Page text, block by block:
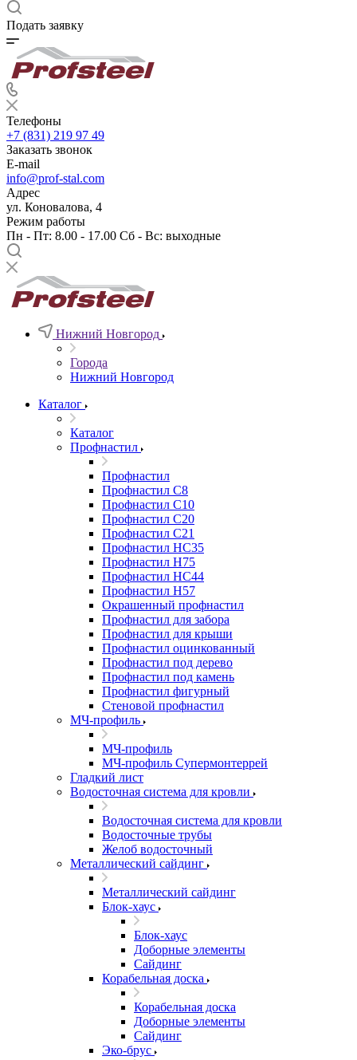
Подать заявку
Телефоны
+7 (831) 219 97 49
Заказать звонок
E-mail
info@prof-stal.com
Адрес
ул. Коновалова, 4
Режим работы
Пн - Пт: 8.00 - 17.00 Сб - Вс: выходные
Нижний Новгород
Города
Нижний Новгород
Каталог
Каталог
Профнастил
Профнастил
Профнастил С8
Профнастил С10
Профнастил С20
Профнастил С21
Профнастил НС35
Профнастил Н75
Профнастил HC44
Профнастил Н57
Окрашенный профнастил
Профнастил для забора
Профнастил для крыши
Профнастил оцинкованный
Профнастил под дерево
Профнастил под камень
Профнастил фигурный
Стеновой профнастил
МЧ-профиль
МЧ-профиль
МЧ-профиль Супермонтеррей
Гладкий лист
Водосточная система для кровли
Водосточная система для кровли
Водосточные трубы
Желоб водосточный
Металлический сайдинг
Металлический сайдинг
Блок-хаус
Блок-хаус
Доборные элементы
Сайдинг
Корабельная доска
Корабельная доска
Доборные элементы
Сайдинг
Эко-брус